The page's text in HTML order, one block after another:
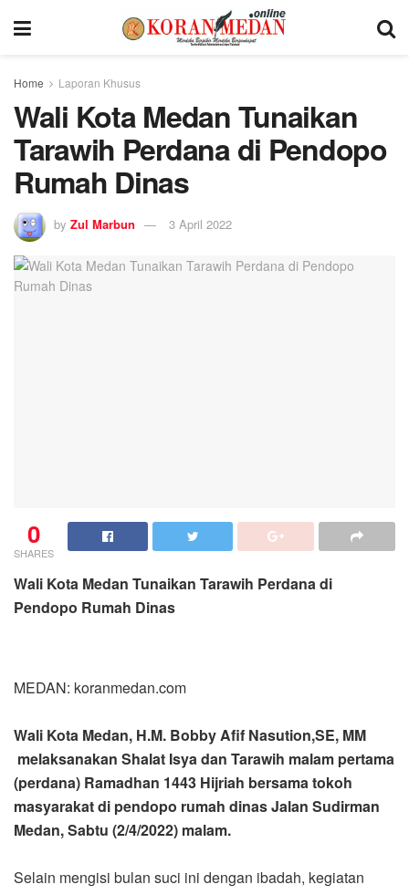
Home Laporan Khusus
Wali Kota Medan Tunaikan
Tarawih Perdana di Pendopo
Rumah Dinas
by Zul Marbun 3 April 2022
0
SHARES
Wali Kota Medan Tunaikan Tarawih Perdana di
Pendopo Rumah Dinas
MEDAN: koranmedan.com
Wali Kota Medan, H.M. Bobby Afif Nasution,SE, MM
melaksanakan Shalat Isya dan Tarawih malam pertama
(perdana) Ramadhan 1443 Hijriah bersama tokoh
masyarakat di pendopo rumah dinas Jalan Sudirman
Medan, Sabtu (2/4/2022) malam.
Selain mengisi bulan suci ini dengan ibadah, kegiatan